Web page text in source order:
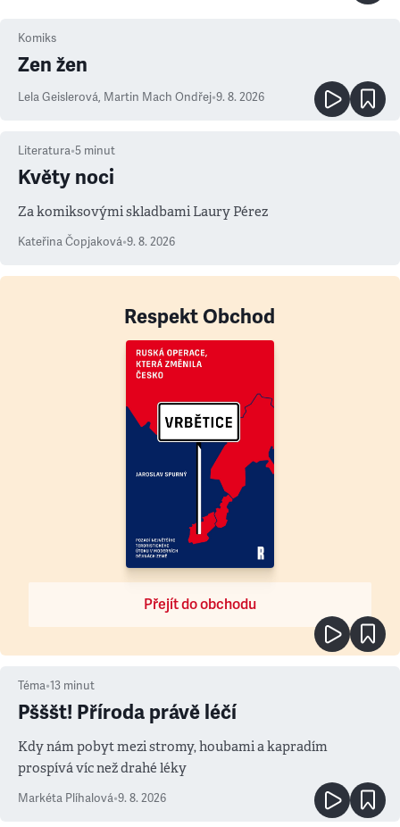
Komiks
Zen žen
Lela Geislerová, Martin Mach Ondřej•9. 8. 2026
Literatura•5 minut
Květy noci
Za komiksovými skladbami Laury Pérez
Kateřina Čopjaková•9. 8. 2026
Respekt Obchod
Přejít do obchodu
Téma•13 minut
Pšššt! Příroda právě léčí
Kdy nám pobyt mezi stromy, houbami a kapradím
prospívá víc než drahé léky
Markéta Plíhalová•9. 8. 2026